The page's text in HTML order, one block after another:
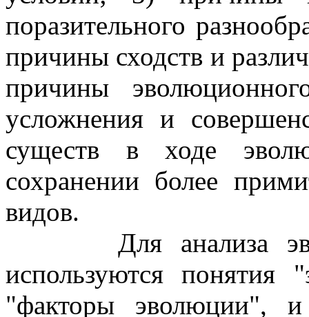
поразительного
причины сходств и
причины
усложнения и
существ в ходе
сохранении более
видов.
Для анализа
используются понятия
"факторы эволюции",